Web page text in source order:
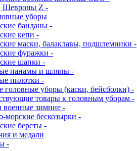
Шевроны Z -
уборы
банданы -
кепи -
маски, балаклавы, подшлемники -
фуражки -
шапки -
панамы и шляпы -
пилотки -
головные уборы (каски, бейсболки) -
товары к головным уборам -
зимние -
морские бескозырки -
береты -
и медали
-